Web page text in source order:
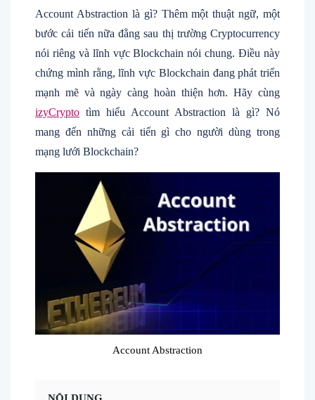
Account Abstraction là gì? Thêm một thuật ngữ, một
bước cải tiến nữa đằng sau thị trường Cryptocurrency
nói riêng và lĩnh vực Blockchain nói chung. Điều này
chứng mình rằng, lĩnh vực Blockchain đang phát triển
mạnh mẽ và ngày càng hoàn thiện hơn. Hãy cùng
izyCrypto tìm hiểu Account Abstraction là gì? Nó
mang đến những cải tiến gì cho người dùng trong
mạng lưới Blockchain?
Account Abstraction
NỘI DUNG